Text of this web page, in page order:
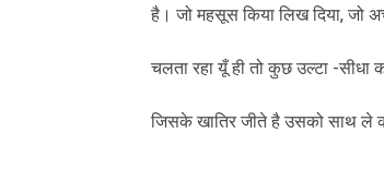
है। जो महसूस किया लिख दिया, जो
चलता रहा यूँ ही तो कुछ उल्टा -सीधा
जिसके खातिर जीते है उसको साथ ले